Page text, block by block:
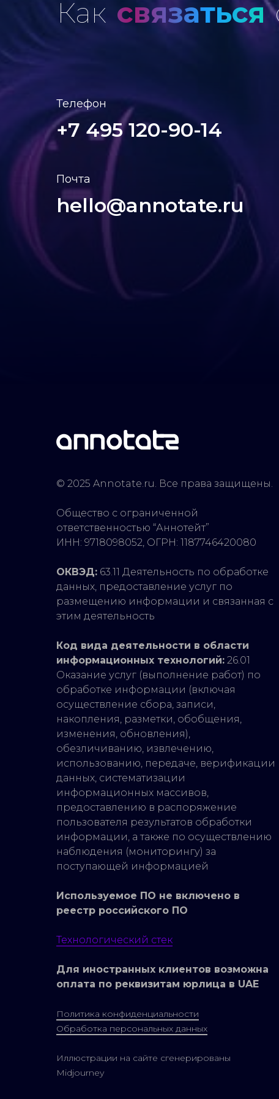
связаться
Как
+7 495 120-90-14
Телефон
hello@annotate.ru
Почта
© 2025 Annotate.ru. Все права защищены.
Общество с ограниченной
ответственностью “Аннотейт”
ИНН: 9718098052, ОГРН: 1187746420080
ОКВЭД: 63.11 Деятельность по обработке
данных, предоставление услуг по
размещению информации и связанная с
этим деятельность
Код вида деятельности в области
информационных технологий: 26.01
Оказание услуг (выполнение работ) по
обработке информации (включая
осуществление сбора, записи,
накопления, разметки, обобщения,
изменения, обновления),
обезличиванию, извлечению,
использованию, передаче, верификации
данных, систематизации
информационных массивов,
предоставлению в распоряжение
пользователя результатов обработки
информации, а также по осуществлению
наблюдения (мониторингу) за
поступающей информацией
Используемое ПО не включено в
реестр российского ПО
Технологический стек
Для иностранных клиентов возможна
оплата по реквизитам юрлица в UAE
Политика конфиденциальности
Обработка персональных данных
Иллюстрации на сайте сгенерированы
Midjourney